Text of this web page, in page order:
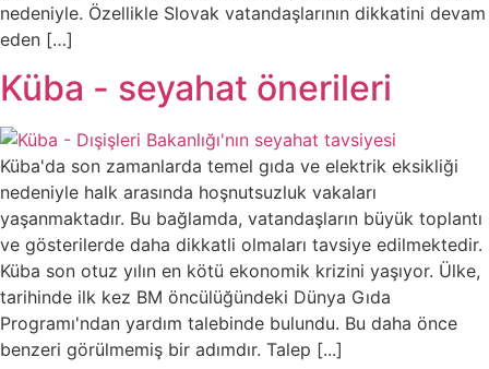
nedeniyle. Özellikle Slovak vatandaşlarının dikkatini devam
eden […]
Küba - seyahat önerileri
Küba'da son zamanlarda temel gıda ve elektrik eksikliği
nedeniyle halk arasında hoşnutsuzluk vakaları
yaşanmaktadır. Bu bağlamda, vatandaşların büyük toplantı
ve gösterilerde daha dikkatli olmaları tavsiye edilmektedir.
Küba son otuz yılın en kötü ekonomik krizini yaşıyor. Ülke,
tarihinde ilk kez BM öncülüğündeki Dünya Gıda
Programı'ndan yardım talebinde bulundu. Bu daha önce
benzeri görülmemiş bir adımdır. Talep [...]